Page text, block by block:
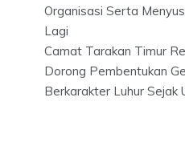
Organisasi Serta
Lagi
Camat Tarakan Timur
Dorong Pembentukan
Berkarakter Luhur Sejak